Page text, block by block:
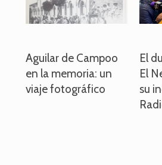
Aguilar de Campoo
en la memoria: un
viaje fotográfico
El
El
su